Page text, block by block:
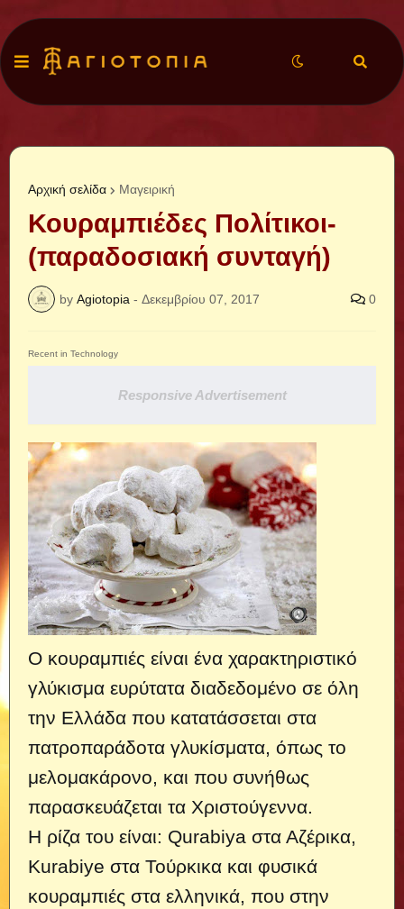
Αρχική σελίδα Μαγειρική
Κουραμπιέδες Πολίτικοι-
(παραδοσιακή συνταγή)
by Agiotopia - Δεκεμβρίου 07, 2017 0
Recent in Technology
Responsive Advertisement
Ο κουραμπιές είναι ένα χαρακτηριστικό
γλύκισμα ευρύτατα διαδεδομένο σε όλη
την Ελλάδα που κατατάσσεται στα
πατροπαράδοτα γλυκίσματα, όπως το
μελομακάρονο, και που συνήθως
παρασκευάζεται τα Χριστούγεννα.
Η ρίζα του είναι: Qurabiya στα Αζέρικα,
Kurabiye στα Τούρκικα και φυσικά
κουραμπιές στα ελληνικά, που στην